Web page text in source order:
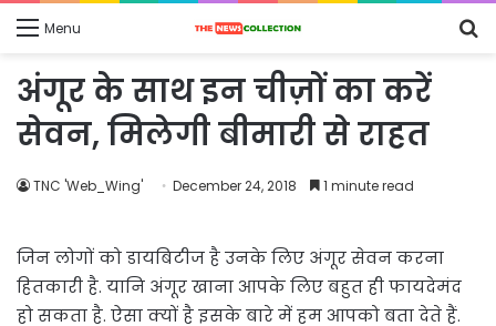
Menu
अंगूर के साथ इन चीज़ों का करें
सेवन, मिलेगी बीमारी से राहत
TNC 'Web_Wing' December 24, 2018 1 minute read
जिन लोगों को डायबिटीज है उनके लिए अंगूर सेवन करना
हितकारी है. यानि अंगूर खाना आपके लिए बहुत ही फायदेमंद
हो सकता है. ऐसा क्यों है इसके बारे में हम आपको बता देते हैं.